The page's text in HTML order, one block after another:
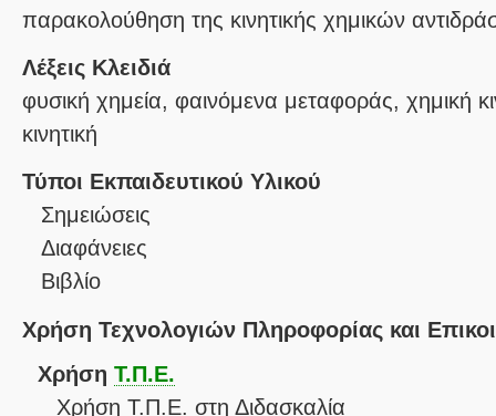
Λέξεις Κλειδιά
φυσική χημεία, φαινόμενα μεταφοράς, χημική
κινητική
Τύποι Εκπαιδευτικού Υλικού
Σημειώσεις
Διαφάνειες
Βιβλίο
Χρήση Τεχνολογιών Πληροφορίας και
Χρήση Τ.Π.Ε.
Χρήση Τ.Π.Ε. στη Διδασκαλία